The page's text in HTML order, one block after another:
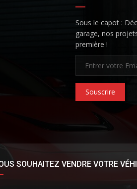
Sous le capot :
garage, nos
première !
Souscrire
SOUHAITEZ VENDRE VOTRE